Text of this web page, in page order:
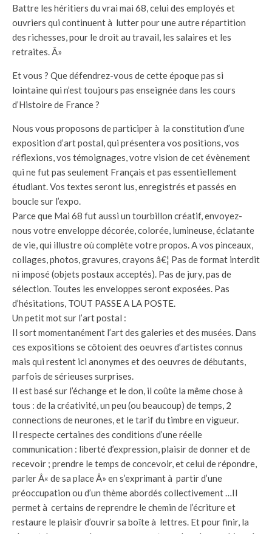
Battre les héritiers du vrai mai 68, celui des employés et
ouvriers qui continuent à lutter pour une autre répartition
des richesses, pour le droit au travail, les salaires et les
retraites. Â»
Et vous ? Que défendrez-vous de cette époque pas si
lointaine qui n’est toujours pas enseignée dans les cours
d’Histoire de France ?
Nous vous proposons de participer à la constitution d’une
exposition d’art postal, qui présentera vos positions, vos
réflexions, vos témoignages, votre vision de cet évènement
qui ne fut pas seulement Français et pas essentiellement
étudiant. Vos textes seront lus, enregistrés et passés en
boucle sur l’expo.
Parce que Mai 68 fut aussi un tourbillon créatif, envoyez-
nous votre enveloppe décorée, colorée, lumineuse, éclatante
de vie, qui illustre où complète votre propos. A vos pinceaux,
collages, photos, gravures, crayons â€¦ Pas de format interdit
ni imposé (objets postaux acceptés). Pas de jury, pas de
sélection. Toutes les enveloppes seront exposées. Pas
d’hésitations, TOUT PASSE A LA POSTE.
Un petit mot sur l’art postal :
Il sort momentanément l’art des galeries et des musées. Dans
ces expositions se côtoient des oeuvres d’artistes connus
mais qui restent ici anonymes et des oeuvres de débutants,
parfois de sérieuses surprises.
Il est basé sur l’échange et le don, il coûte la même chose à
tous : de la créativité, un peu (ou beaucoup) de temps, 2
connections de neurones, et le tarif du timbre en vigueur.
Il respecte certaines des conditions d’une réelle
communication : liberté d’expression, plaisir de donner et de
recevoir ; prendre le temps de concevoir, et celui de répondre,
parler Â« de sa place Â» en s’exprimant à partir d’une
préoccupation ou d’un thème abordés collectivement …Il
permet à certains de reprendre le chemin de l’écriture et
restaure le plaisir d’ouvrir sa boîte à lettres. Et pour finir, la